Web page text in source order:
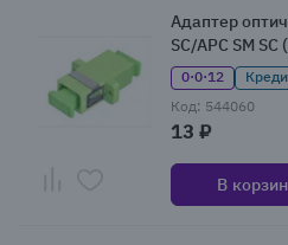
Адаптер
SC/APC SM SC
SM)
0·0·12
Код: 544060
13 ₽
В